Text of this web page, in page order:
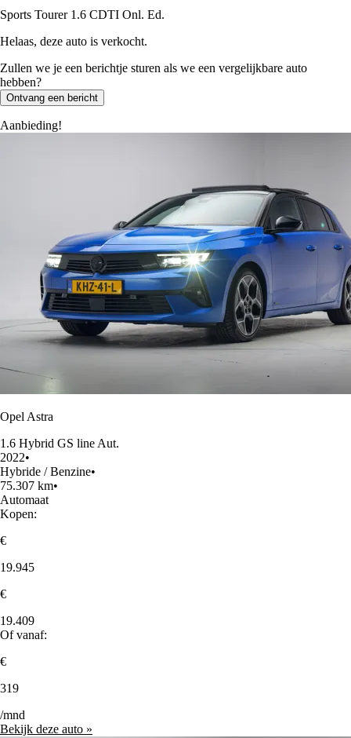
Sports Tourer 1.6 CDTI Onl. Ed.
Helaas, deze auto is verkocht.
Zullen we je een berichtje sturen als we een vergelijkbare auto
hebben?
Ontvang een bericht
Aanbieding!
Opel Astra
1.6 Hybrid GS line Aut.
2022•
Hybride / Benzine•
75.307 km•
Automaat
Kopen:
€
19.945
€
19.409
Of vanaf:
€
319
/mnd
Bekijk deze auto »